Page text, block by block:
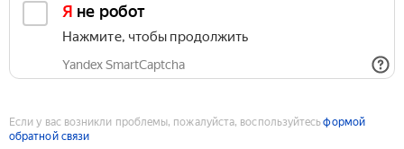
Я не робот
Нажмите, чтобы продолжить
Yandex SmartCaptcha
Если у вас возникли проблемы, пожалуйста, воспользуйтесьформой
обратной связи